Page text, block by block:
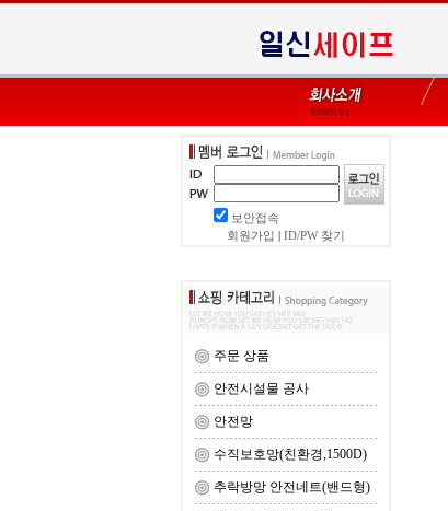
보안접속
회원가입
ID/PW 찾기
주문 상품
안전시설물 공사
안전망
수직보호망(친환경,1500D)
추락방망 안전네트(밴드형)